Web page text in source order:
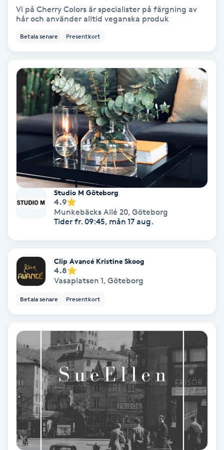
Skalpmassage
Skinbooster
Sklerosering
Skoinlägg
Skägg
Skäggfärgning
Skäggklippning
Skäggtrimmning
Slingor
Sockring
Spa
Spa manikyr & pedikyr
Spa-manikyr
Spa-pedikyr
Spraytan
Vi på Cherry Colors är specialister på färgning av
hår och använder alltid veganska produk
Betala senare Presentkort
Studio M Göteborg
4.9
Munkebäcks Allé 20, Göteborg
Tider fr. 09:45, mån 17 aug.
Clip Avancé Kristine Skoog
4.8
Vasaplatsen 1, Göteborg
Betala senare Presentkort